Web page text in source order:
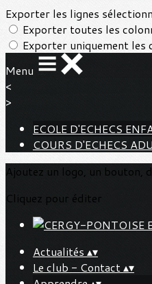
Exporter les lignes
Exporter toutes les
Exporter uniquement les
Menu
<
>
ECOLE D'ECHECS
COURS D'ECHECS
Ajoutez un logo, un bouton,
Cliquez pour éditer
Actualités ▴▾
Le club - Contact▴▾